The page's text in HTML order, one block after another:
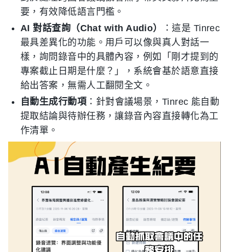
要，有效降低語言門檻。
AI 對話查詢（Chat with Audio）
：這是 Tinrec
最具差異化的功能。用戶可以像與真人對話一
樣，詢問錄音中的具體內容，例如「剛才提到的
專案截止日期是什麼？」，系統會基於語意直接
給出答案，無需人工翻閱全文。
自動生成行動項 ：針對會議場景，Tinrec 能自動
提取結論與待辦任務，讓錄音內容直接轉化為工
作清單。